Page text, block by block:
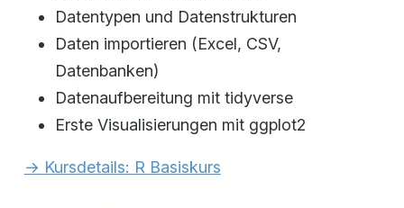
Datentypen und Datenstrukturen
Daten importieren (Excel, CSV,
Datenbanken)
Datenaufbereitung mit tidyverse
Erste Visualisierungen mit ggplot2
→ Kursdetails: R Basiskurs